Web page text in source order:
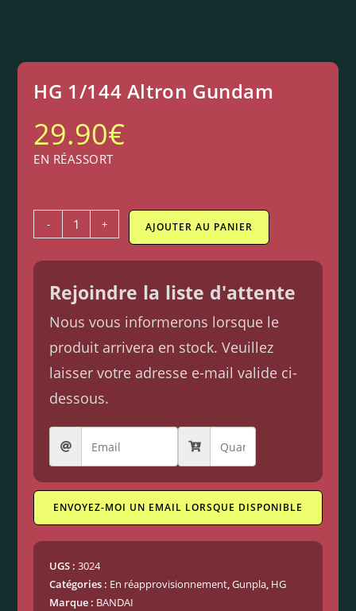
HG 1/144 Altron Gundam
29.90€
EN RÉASSORT
- + AJOUTER AU PANIER
Rejoindre la liste d'attente
Nous vous informerons lorsque le
produit arrivera en stock. Veuillez
laisser votre adresse e-mail valide ci-
dessous.
ENVOYEZ-MOI UN EMAIL LORSQUE DISPONIBLE
UGS :3024
Catégories : En réapprovisionnement,Gunpla, HG
Marque : BANDAI